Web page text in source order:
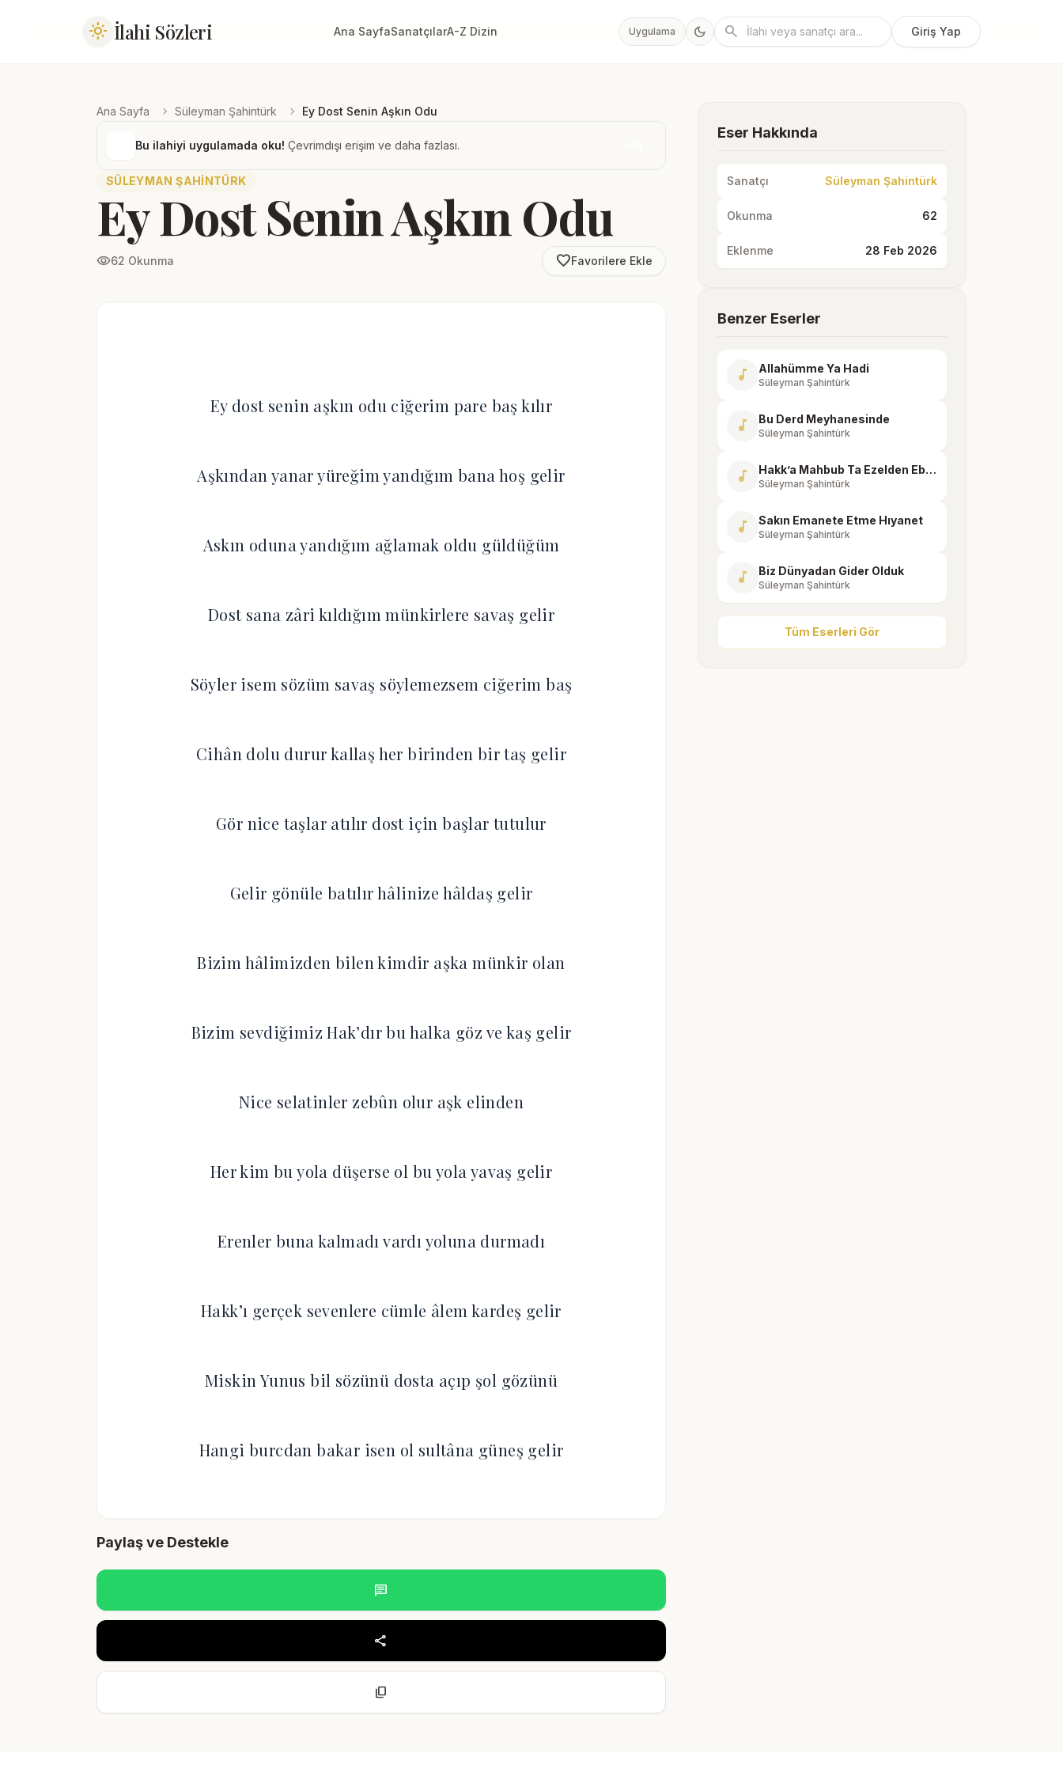
light_mode İlahi Sözleri Ana SayfaSanatçılarA-Z Dizin Uygulama dark_mode search Giriş Yap
Ana Sayfa chevron_right Süleyman Şahintürk chevron_right Ey Dost Senin Aşkın Odu
Bu ilahiyi uygulamada oku! Çevrimdışı erişim ve daha fazlası.
SÜLEYMAN ŞAHINTÜRK
Ey Dost Senin Aşkın Odu
visibility62 Okunma favorite_borderFavorilere Ekle
Ey dost senin aşkın odu ciğerim pare baş kılır
Aşkından yanar yüreğim yandığım bana hoş gelir
Askın oduna yandığım ağlamak oldu güldüğüm
Dost sana zâri kıldığım münkirlere savaş gelir
Söyler isem sözüm savaş söylemezsem ciğerim baş
Cihân dolu durur kallaş her birinden bir taş gelir
Gör nice taşlar atılır dost için başlar tutulur
Gelir gönüle batılır hâlinize hâldaş gelir
Bizim hâlimizden bilen kimdir aşka münkir olan
Bizim sevdiğimiz Hak’dır bu halka göz ve kaş gelir
Nice selatinler zebûn olur aşk elinden
Her kim bu yola düşerse ol bu yola yavaş gelir
Erenler buna kalmadı vardı yoluna durmadı
Hakk’ı gerçek sevenlere cümle âlem kardeş gelir
Miskin Yunus bil sözünü dosta açıp şol gözünü
Hangi burcdan bakar isen ol sultâna güneş gelir
Paylaş ve Destekle
chat
share
content_copy
Eser Hakkında
Sanatçı Süleyman Şahintürk
Okunma 62
Eklenme 28 Feb 2026
Benzer Eserler
music_note Allahümme Ya Hadi
Süleyman Şahintürk
music_note Bu Derd Meyhanesinde
Süleyman Şahintürk
music_note Hakk’a Mahbub Ta Ezelden Ebediyyen Sevilen
Süleyman Şahintürk
music_note Sakın Emanete Etme Hıyanet
Süleyman Şahintürk
music_note Biz Dünyadan Gider Olduk
Süleyman Şahintürk
Tüm Eserleri Gör